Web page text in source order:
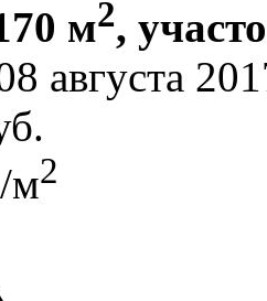
м2,
августа
м2